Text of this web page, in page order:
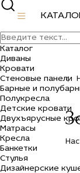
Каталог
Диваны
Кровати
Стеновые панели
Барные и
Полукресла
Детские кровати
Двухъярусные
Матрасы
Кресла
Банкетки
Стулья
Дизайнерские